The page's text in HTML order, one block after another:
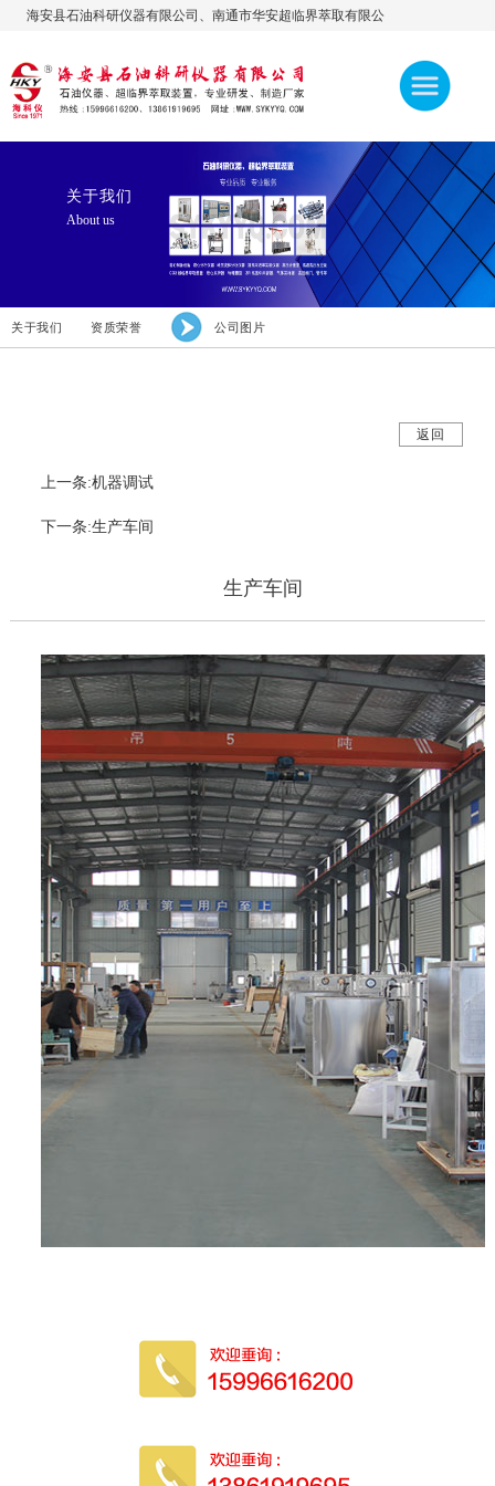
海安县石油科研仪器有限公司、南通市华安超临界萃取有限公
15996616200、13861919695、13906276600
关于我们
About us
关于我们 资质荣誉 公司图片
返回
上一条:机器调试
下一条:生产车间
生产车间